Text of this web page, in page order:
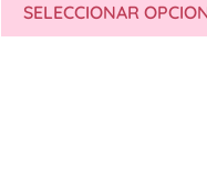
SELECCIONAR